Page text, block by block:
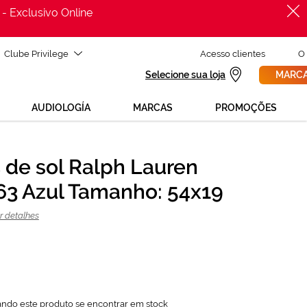
Exclusivo Online
Clube Privilege Acesso clientes O
Selecione sua loja
AUDIOLOGÍA MARCAS PROMOÇÕES
80,24 €
€
sol Ralph Lauren
Azul Tamanho: 54x19
detalhes
este produto se encontrar em stock